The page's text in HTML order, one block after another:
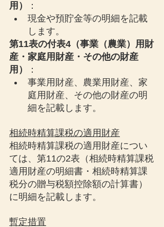
用）
：
現金や預貯金等の明細を記載
します。
第11表の付表4（事業（農業）用財
産・家庭用財産・その他の財産
用）
：
事業用財産、農業用財産、家
庭用財産、その他の財産の明
細を記載します。
相続時精算課税の適用財産
相続時精算課税の適用財産につい
ては、第11の2表（相続時精算課税
適用財産の明細書・相続時精算課
税分の贈与税額控除額の計算書）
に明細を記載します。
暫定措置